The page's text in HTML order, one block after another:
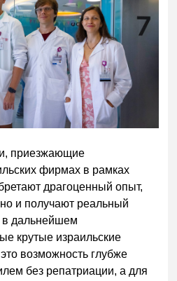
приезжающие
фирмах в рамках
драгоценный опыт,
и получают реальный
в дальнейшем
крутые израильские
возможность глубже
без репатриации, а для